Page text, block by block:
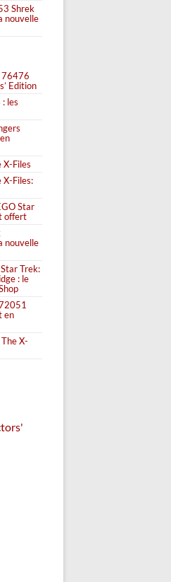
Shrek
nouvelle
76476
Edition
les
X-Files
X-Files:
Star
offert
nouvelle
Trek:
: le
en
X-